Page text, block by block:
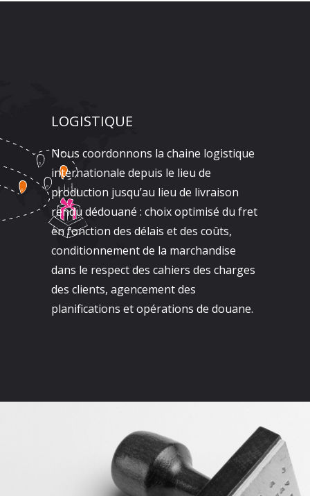
LOGISTIQUE
Nous coordonnons la chaine logistique
internationale depuis le lieu de
production jusqu’au lieu de livraison
rendu dédouané : choix optimisé du fret
en fonction des délais et des coûts,
conditionnement de la marchandise
dans le respect des cahiers des charges
des clients, agencement des
planifications et opérations de douane.